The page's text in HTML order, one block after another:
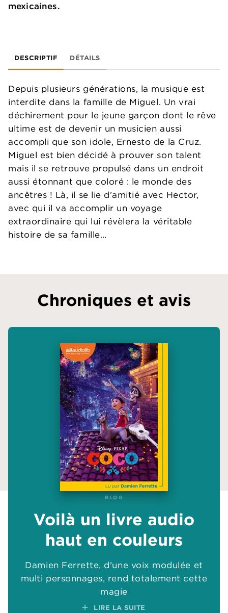
mexicaines.
DESCRIPTIF DÉTAILS
Depuis plusieurs générations, la musique est
interdite dans la famille de Miguel. Un vrai
déchirement pour le jeune garçon dont le rêve
ultime est de devenir un musicien aussi
accompli que son idole, Ernesto de la Cruz.
Miguel est bien décidé à prouver son talent
mais il se retrouve propulsé dans un endroit
aussi étonnant que coloré : le monde des
ancêtres ! Là, il se lie d’amitié avec Hector,
avec qui il va accomplir un voyage
extraordinaire qui lui révèlera la véritable
histoire de sa famille…
Chroniques et avis
add
BLOG
Voilà un livre audio
haut en couleurs
Damien Ferrette, d'une voix modulée et
multi personnages, rend totalement cette
magie
add LIRE LA SUITE
add
BLOG
Voilà un livre audio
haut en couleurs
Damien Ferrette, d'une voix modulée et
multi personnages, rend totalement cette
magie
add LIRE LA SUITE